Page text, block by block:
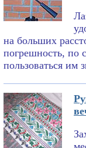
на больших
погрешность, по
пользоваться им